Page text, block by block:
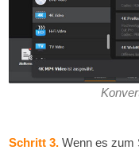
Schritt 3. Wenn es zum